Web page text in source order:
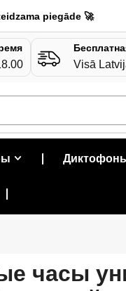
piegāde 🚀
Visā
часы